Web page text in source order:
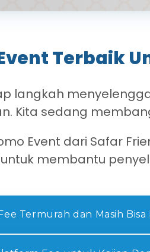
Terbaik
langkah
Kita sedang
Event dari Safar
membantu
Termurah dan Masih Bisa